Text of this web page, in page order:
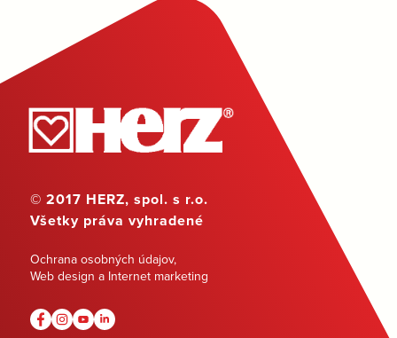
© 2017 HERZ, spol. s r.o.
Všetky práva vyhradené
Ochrana osobných údajov,
Web design a Internet marketing